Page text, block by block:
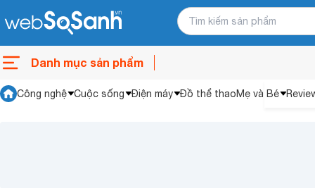
Danh mục sản phẩm
Công nghệ Cuộc sống Điện máy Đồ thể thaoMẹ và Bé